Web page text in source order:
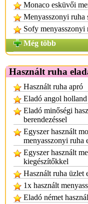
Monaco esküvői
Menyasszonyi ruha
Sofy menyasszonyi
Még több
Használt ruha
Használt ruha apró
Eladó angol holland
Eladó minőségi
berendezéssel
Egyszer használt
menyasszonyi ruha
Egyszer használt
kiegészítőkkel
Használt ruha üzlet
1x használt
Eladó német